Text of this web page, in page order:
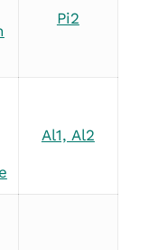
Pi2
Al1, Al2